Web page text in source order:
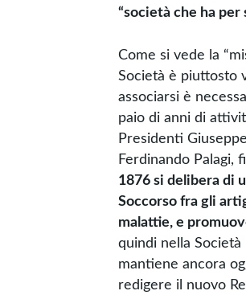
“società che ha
Come si vede la
Società è piuttosto
associarsi è
paio di anni di
Presidenti
Ferdinando Palagi,
1876 si delibera di
Soccorso fra gli
malattie, e
quindi nella
mantiene ancora
redigere il nuovo